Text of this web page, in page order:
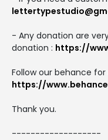
- Any donation are
donation : https://
Follow our behance
https://
Thank you.
-------------------